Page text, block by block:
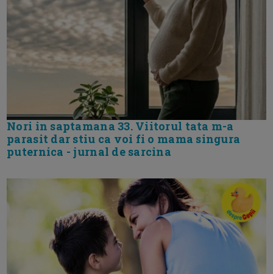
Nori in saptamana 33. Viitorul tata m-a
parasit dar stiu ca voi fi o mama singura
puternica - jurnal de sarcina